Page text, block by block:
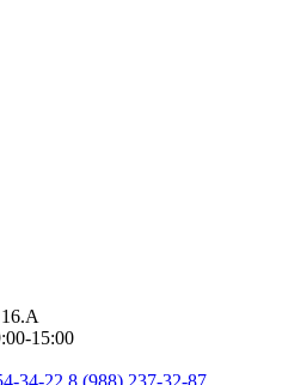
15:00
34-22 8 (988) 237-32-87